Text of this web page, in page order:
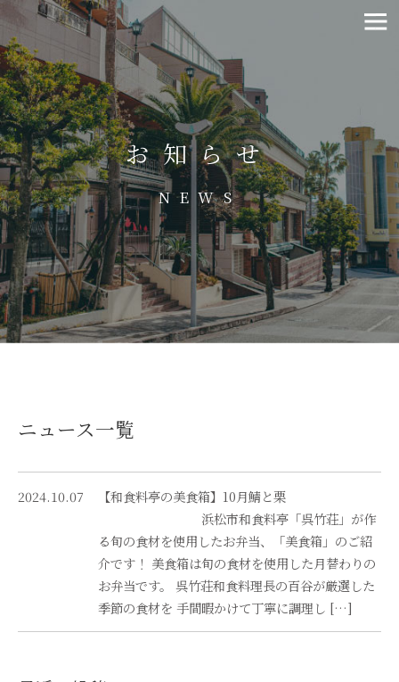
お知らせ
NEWS
ニュース一覧
2024.10.07
【和食料亭の美食箱】10月鯖と栗
浜松市和食料亭「呉竹荘」が作
る旬の食材を使用したお弁当、「美食箱」のご紹
介です！ 美食箱は旬の食材を使用した月替わりの
お弁当です。 呉竹荘和食料理長の百谷が厳選した
季節の食材を 手間暇かけて丁寧に調理し […]